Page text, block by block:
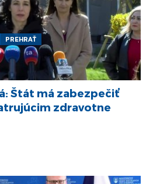
PREHRAŤ
Štát má zabezpečiť
zdravotne